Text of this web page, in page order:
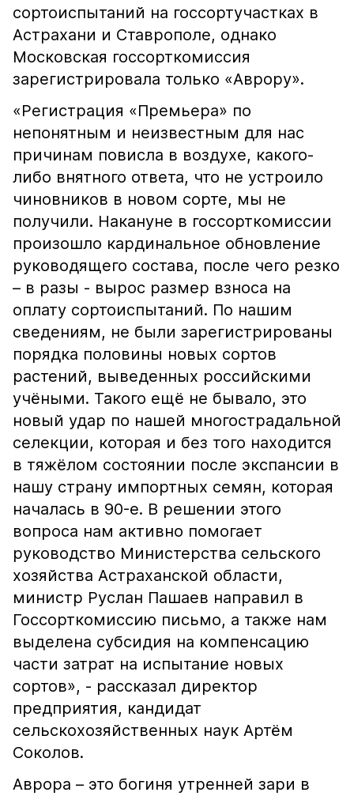
сортоиспытаний на госсортучастках в
Астрахани и Ставрополе, однако
Московская госсорткомиссия
зарегистрировала только «Аврору».
«Регистрация «Премьера» по
непонятным и неизвестным для нас
причинам повисла в воздухе, какого-
либо внятного ответа, что не устроило
чиновников в новом сорте, мы не
получили. Накануне в госсорткомиссии
произошло кардинальное обновление
руководящего состава, после чего резко
– в разы - вырос размер взноса на
оплату сортоиспытаний. По нашим
сведениям, не были зарегистрированы
порядка половины новых сортов
растений, выведенных российскими
учёными. Такого ещё не бывало, это
новый удар по нашей многострадальной
селекции, которая и без того находится
в тяжёлом состоянии после экспансии в
нашу страну импортных семян, которая
началась в 90-е. В решении этого
вопроса нам активно помогает
руководство Министерства сельского
хозяйства Астраханской области,
министр Руслан Пашаев направил в
Госсорткомиссию письмо, а также нам
выделена субсидия на компенсацию
части затрат на испытание новых
сортов», - рассказал директор
предприятия, кандидат
сельскохозяйственных наук Артём
Соколов.
Аврора – это богиня утренней зари в